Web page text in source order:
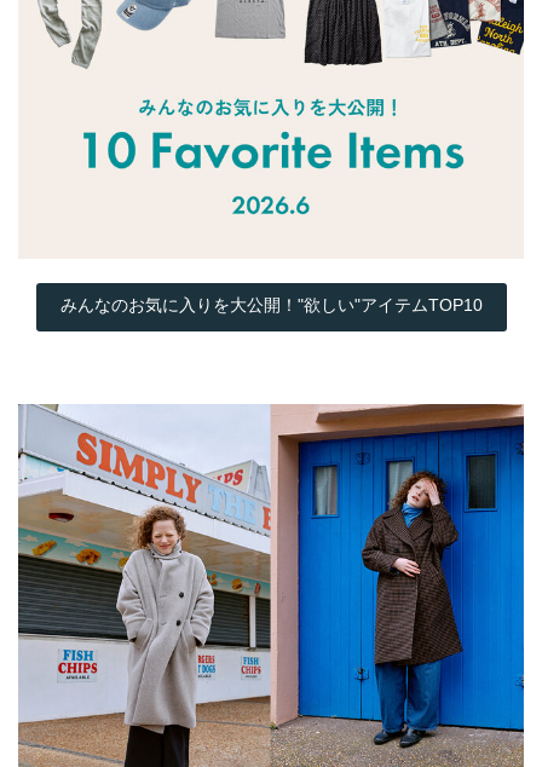
みんなのお気に入りを大公開！"欲しい"アイテムTOP10